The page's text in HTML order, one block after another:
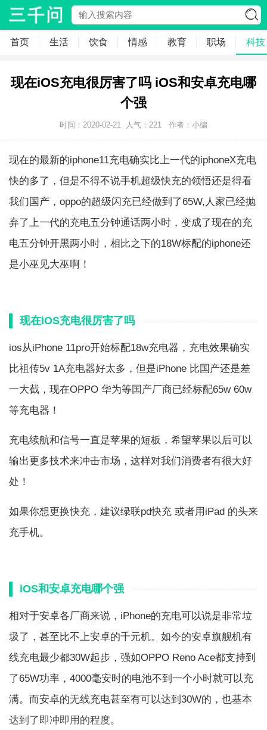
首页 生活 饮食 情感 教育 职场 科技
现在iOS充电很厉害了吗 iOS和安卓充电哪
个强
时间：2020-02-21 人气： 221 作者：小编
现在的最新的iphone11充电确实比上一代的iphoneX充电
快的多了，但是不得不说手机超级快充的领悟还是得看
我们国产，oppo的超级闪充已经做到了65W,人家已经抛
弃了上一代的充电五分钟通话两小时，变成了现在的充
电五分钟开黑两小时，相比之下的18W标配的iphone还
是小巫见大巫啊！
现在iOS充电很厉害了吗
ios从iPhone 11pro开始标配18w充电器，充电效果确实
比祖传5v 1A充电器好太多，但是iPhone 比国产还是差
一大截，现在OPPO 华为等国产厂商已经标配65w 60w
等充电器！
充电续航和信号一直是苹果的短板，希望苹果以后可以
输出更多技术来冲击市场，这样对我们消费者有很大好
处！
如果你想更换快充，建议绿联pd快充 或者用iPad 的头来
充手机。
iOS和安卓充电哪个强
相对于安卓各厂商来说，iPhone的充电可以说是非常垃
圾了，甚至比不上安卓的千元机。如今的安卓旗舰机有
线充电最少都30W起步，强如OPPO Reno Ace都支持到
了65W功率，4000毫安时的电池不到一个小时就可以充
满。而安卓的无线充电甚至有可以达到30W的，也基本
达到了即冲即用的程度。